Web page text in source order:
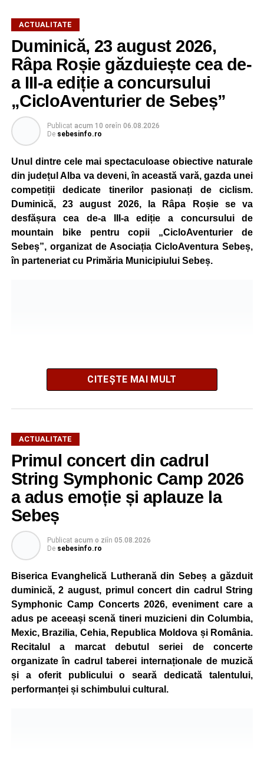
ACTUALITATE
Duminică, 23 august 2026,
Râpa Roșie găzduiește cea de-
a III-a ediție a concursului
„CicloAventurier de Sebeș”
Publicat acum 10 oreîn 06.08.2026
De sebesinfo.ro
Unul dintre cele mai spectaculoase obiective naturale
din județul Alba va deveni, în această vară, gazda unei
competiții dedicate tinerilor pasionați de ciclism.
Duminică, 23 august 2026, la Râpa Roșie se va
desfășura cea de-a III-a ediție a concursului de
mountain bike pentru copii „CicloAventurier de
Sebeș”, organizat de Asociația CicloAventura Sebeș,
în parteneriat cu Primăria Municipiului Sebeș.
După două ediții organizate în Parcul Arini, competiția se
mută într-un nou decor, oferind participanților ocazia de a
concura într-un cadru natural deosebit. Evenimentul este
destinat copiilor și adolescenților cu vârste cuprinse între
5 și 18 ani, iar participarea este gratuită.
Organizatorii au pregătit trasee adaptate fiecărei categorii
de vârstă, astfel încât competiția să fie accesibilă atât
celor aflați la început de drum, cât și celor cu experiență în
mountain bike. La finalul întrecerii, cei mai bine clasați
concurenți vor fi recompensați cu premii în bani și premii
oferite de partenerii evenimentului.
Înaintea zilei de concurs, participanții își vor putea ridica
vor putea înscrie direct la competiție în cadrul Punctului
Oficial de Înscrieri și Informații (Race Office), care va
funcționa după următorul program:
CITEȘTE MAI MULT
ACTUALITATE
Primul concert din cadrul
String Symphonic Camp 2026
a adus emoție și aplauze la
Sebeș
Publicat acum o ziîn 05.08.2026
De sebesinfo.ro
Biserica Evanghelică Lutherană din Sebeș a găzduit
duminică, 2 august, primul concert din cadrul String
Symphonic Camp Concerts 2026, eveniment care a
adus pe aceeași scenă tineri muzicieni din Columbia,
Mexic, Brazilia, Cehia, Republica Moldova și România.
Recitalul a marcat debutul seriei de concerte
organizate în cadrul taberei internaționale de muzică
și a oferit publicului o seară dedicată talentului,
performanței și schimbului cultural.